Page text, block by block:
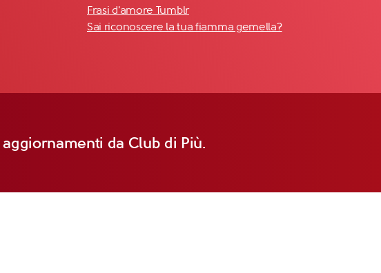
Frasi d'amore Tumblr
Sai riconoscere la tua fiamma gemella?
da Club di Più.